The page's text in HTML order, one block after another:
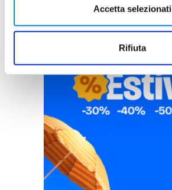
Accetta selezionati
Rifiuta